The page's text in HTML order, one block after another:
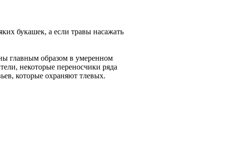
букашек, а если травы насажать
главным образом в умеренном
некоторые переносчики ряда
которые охраняют тлевых.